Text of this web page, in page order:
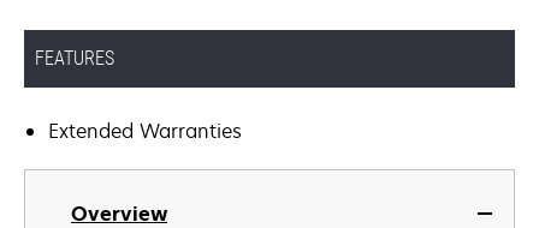
FEATURES
Extended Warranties
Overview